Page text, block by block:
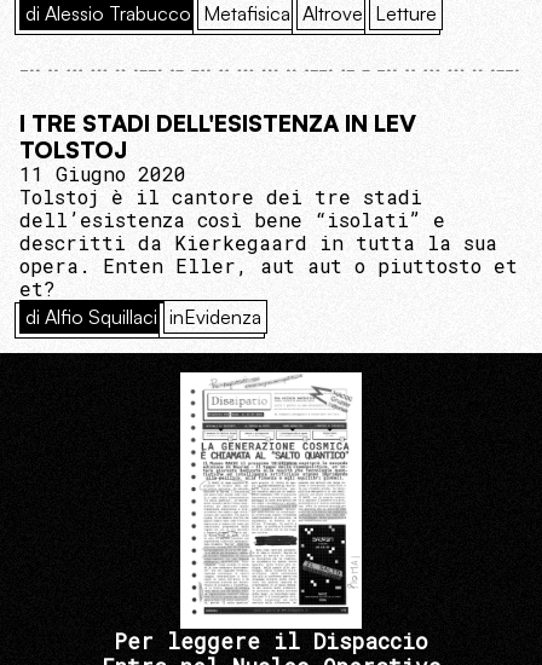
di Alessio Trabucco Metafisica Altrove Letture
I TRE STADI DELL'ESISTENZA IN LEV
TOLSTOJ
11 Giugno 2020
Tolstoj è il cantore dei tre stadi
dell’esistenza così bene “isolati” e
descritti da Kierkegaard in tutta la sua
opera. Enten Eller, aut aut o piuttosto et
et?
di Alfio Squillaci inEvidenza
Per leggere il Dispaccio